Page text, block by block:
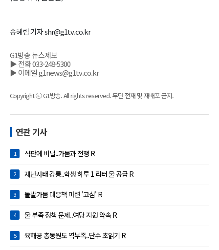
송혜림 기자 shr@g1tv.co.kr
G1방송 뉴스제보
▶ 전화 033-248-5300
▶ 이메일 g1news@g1tv.co.kr
Copyright ⓒ G1방송. All rights reserved. 무단 전재 및 재배포 금지.
연관 기사
1 식판에 비닐..가뭄과 전쟁 R
2 재난사태 강릉..학생 하루 1 리터 물 공급 R
3 돌발가뭄 대응책 마련 '고심' R
4 물 부족 정책 문제..여당 지원 약속 R
5 육해공 총동원도 역부족..단수 초읽기 R